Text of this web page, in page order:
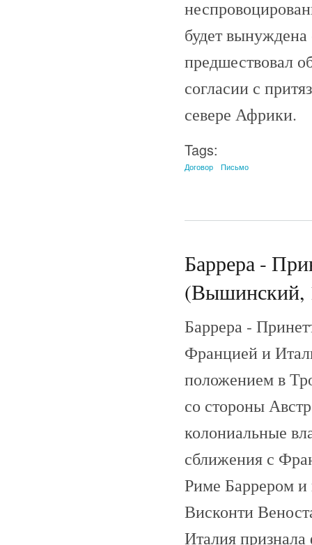
будет
предшествовал
согласии с
севере Африки.
Tags:
Договор Письмо
Баррера -
(Вышинский,
Баррера -
Францией и
положением в
со стороны
колониальные
сближения с
Риме Баррером и
Висконти
Италия